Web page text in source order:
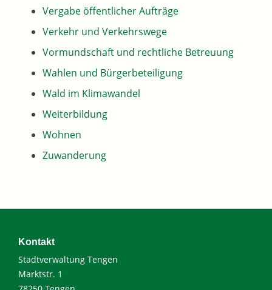
Vergabe öffentlicher Aufträge
Verkehr und Verkehrswege
Vormundschaft und rechtliche Betreuung
Wahlen und Bürgerbeteiligung
Wald im Klimawandel
Weiterbildung
Wohnen
Zuwanderung
Kontakt
Stadtverwaltung Tengen
Marktstr. 1